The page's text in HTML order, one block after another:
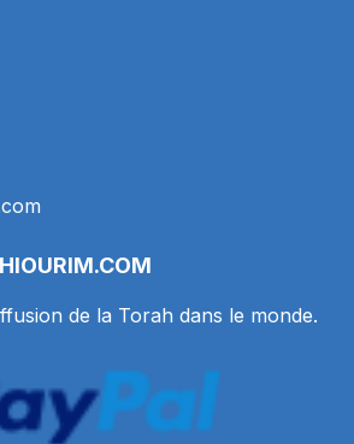
de la Torah dans le monde.